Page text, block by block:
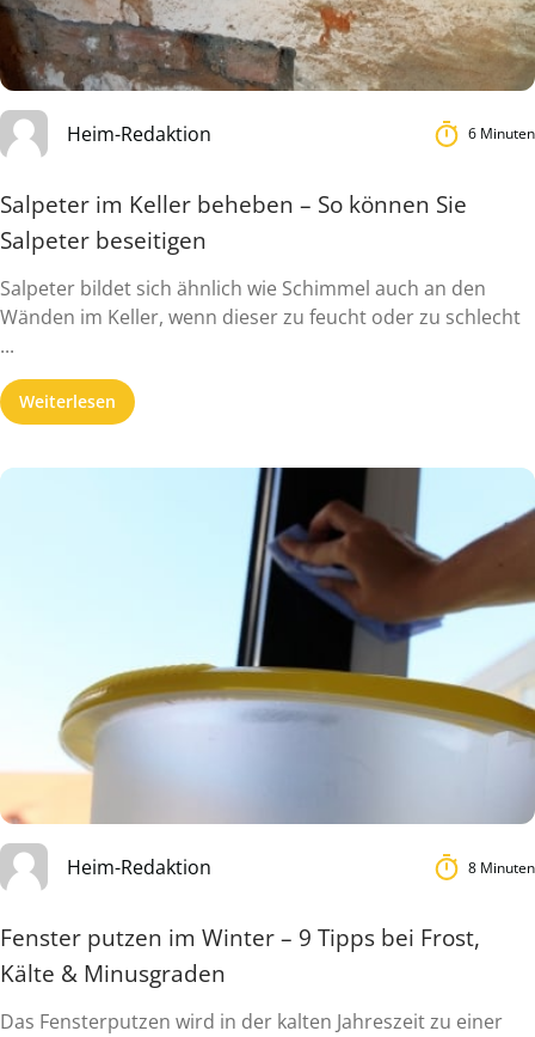
Heim-Redaktion 6 Minuten
Salpeter im Keller beheben – So können Sie
Salpeter beseitigen
Salpeter bildet sich ähnlich wie Schimmel auch an den
Wänden im Keller, wenn dieser zu feucht oder zu schlecht
...
Weiterlesen
Heim-Redaktion 8 Minuten
Fenster putzen im Winter – 9 Tipps bei Frost,
Kälte & Minusgraden
Das Fensterputzen wird in der kalten Jahreszeit zu einer